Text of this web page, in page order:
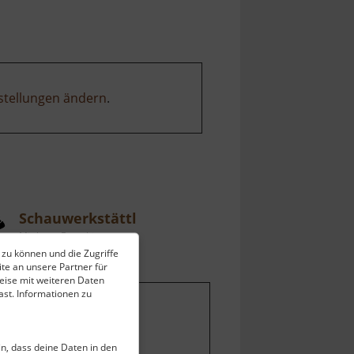
können und die Zugriffe
an unsere Partner für
mit weiteren Daten
Informationen zu
dass deine Daten in den
ändern.
Schauwerkstättl
Mittleres Erzgebirge
vom 01.06.2024 / Zugriffe: 5118
vom aktuellen Standort